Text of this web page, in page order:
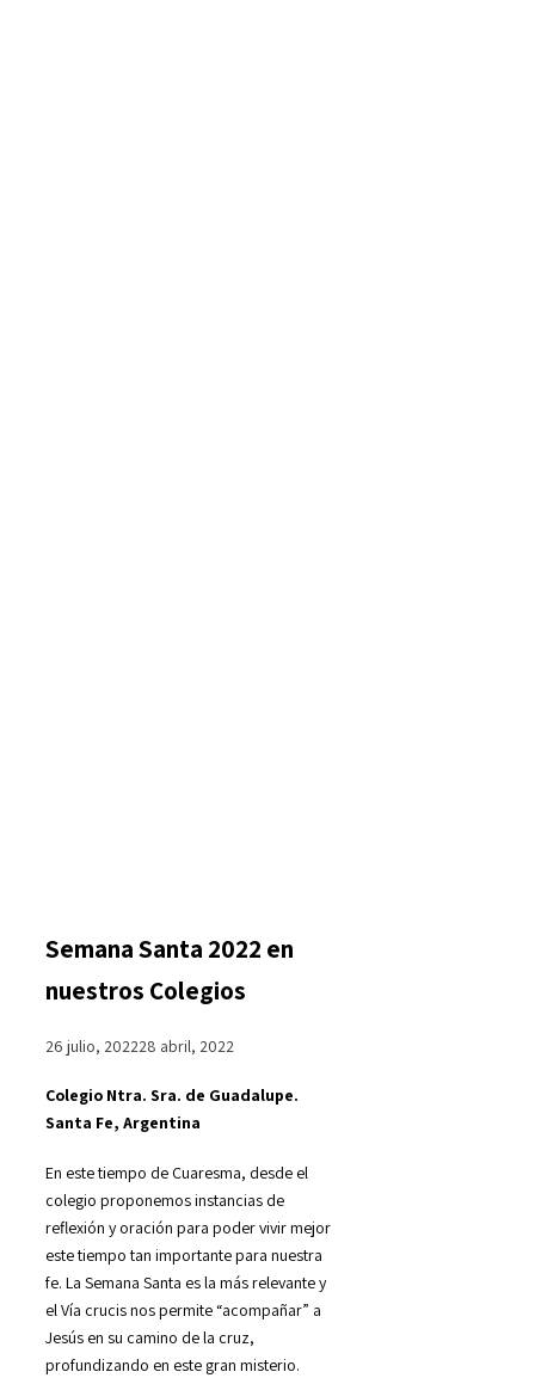
Semana Santa 2022 en
nuestros Colegios
26 julio, 202228 abril, 2022
Colegio Ntra. Sra. de Guadalupe.
Santa Fe, Argentina
En este tiempo de Cuaresma, desde el
colegio proponemos instancias de
reflexión y oración para poder vivir mejor
este tiempo tan importante para nuestra
fe. La Semana Santa es la más relevante y
el Vía crucis nos permite “acompañar” a
Jesús en su camino de la cruz,
profundizando en este gran misterio.